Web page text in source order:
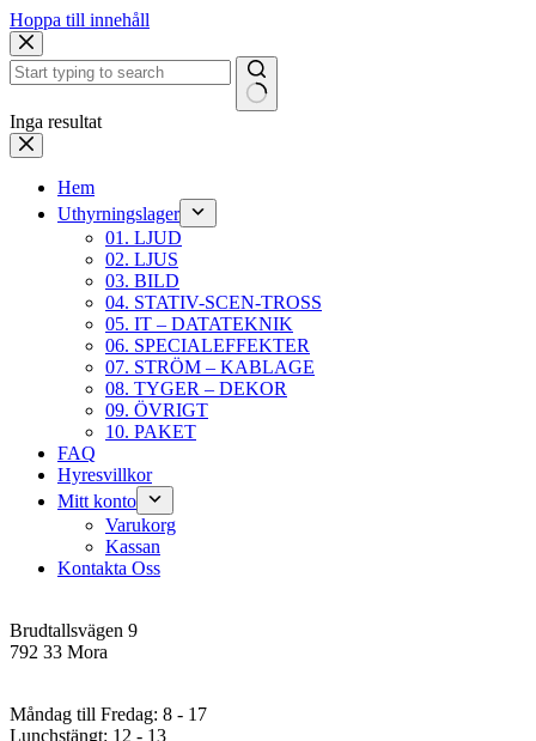
Hoppa till innehåll
Inga resultat
Hem
Uthyrningslager
01. LJUD
02. LJUS
03. BILD
04. STATIV-SCEN-TROSS
05. IT – DATATEKNIK
06. SPECIALEFFEKTER
07. STRÖM – KABLAGE
08. TYGER – DEKOR
09. ÖVRIGT
10. PAKET
FAQ
Hyresvillkor
Mitt konto
Varukorg
Kassan
Kontakta Oss
Brudtallsvägen 9
792 33 Mora
Måndag till Fredag: 8 - 17
Lunchstängt: 12 - 13